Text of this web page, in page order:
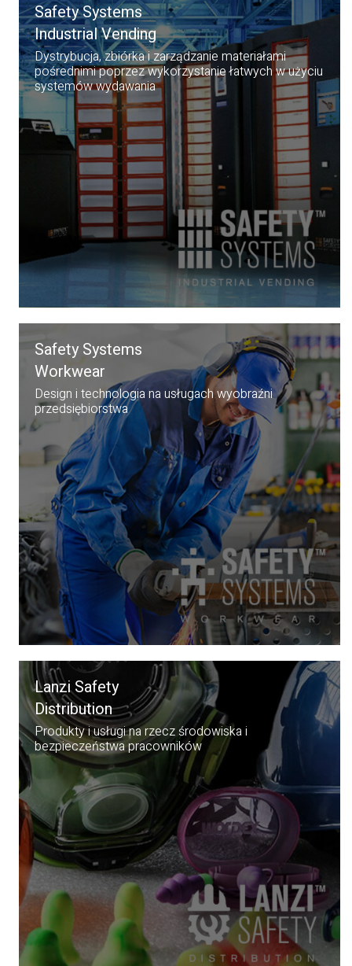
Safety Systems
Industrial Vending
Dystrybucja, zbiórka i zarządzanie materiałami
pośrednimi poprzez wykorzystanie łatwych w użyciu
systemów wydawania
Safety Systems
Workwear
Design i technologia na usługach wyobraźni
przedsiębiorstwa
Lanzi Safety
Distribution
Produkty i usługi na rzecz środowiska i
bezpieczeństwa pracowników